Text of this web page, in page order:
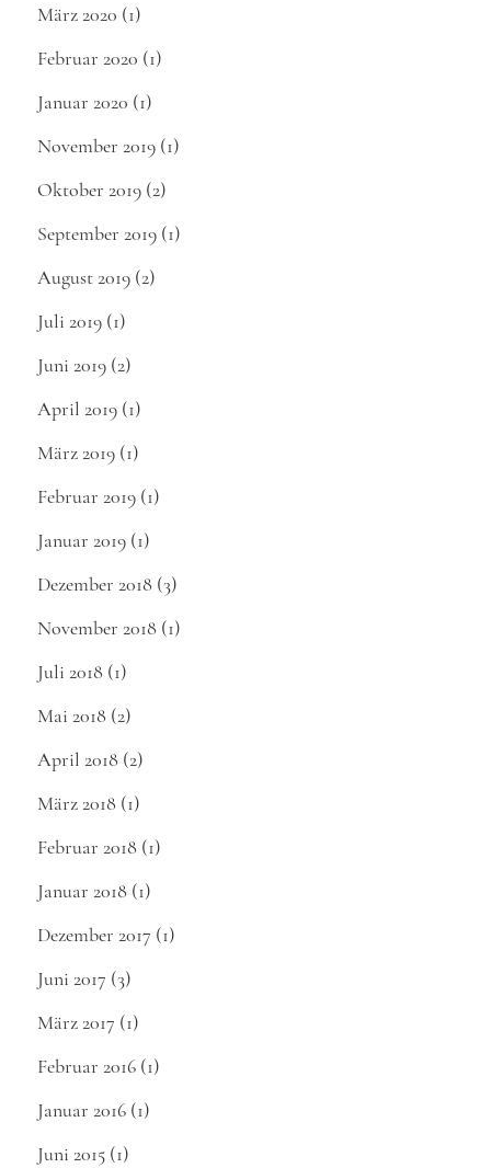
März 2020 (1)
Februar 2020 (1)
Januar 2020 (1)
November 2019 (1)
Oktober 2019 (2)
September 2019 (1)
August 2019 (2)
Juli 2019 (1)
Juni 2019 (2)
April 2019 (1)
März 2019 (1)
Februar 2019 (1)
Januar 2019 (1)
Dezember 2018 (3)
November 2018 (1)
Juli 2018 (1)
Mai 2018 (2)
April 2018 (2)
März 2018 (1)
Februar 2018 (1)
Januar 2018 (1)
Dezember 2017 (1)
Juni 2017 (3)
März 2017 (1)
Februar 2016 (1)
Januar 2016 (1)
Juni 2015 (1)